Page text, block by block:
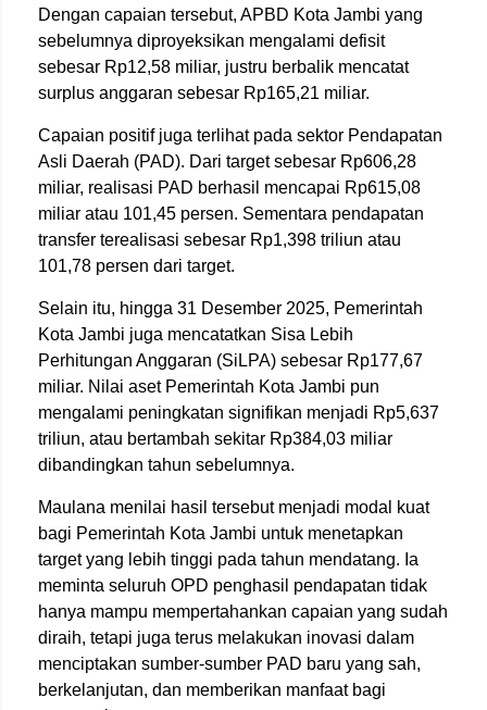
Dengan capaian tersebut, APBD Kota Jambi yang
sebelumnya diproyeksikan mengalami defisit
sebesar Rp12,58 miliar, justru berbalik mencatat
surplus anggaran sebesar Rp165,21 miliar.
Capaian positif juga terlihat pada sektor Pendapatan
Asli Daerah (PAD). Dari target sebesar Rp606,28
miliar, realisasi PAD berhasil mencapai Rp615,08
miliar atau 101,45 persen. Sementara pendapatan
transfer terealisasi sebesar Rp1,398 triliun atau
101,78 persen dari target.
Selain itu, hingga 31 Desember 2025, Pemerintah
Kota Jambi juga mencatatkan Sisa Lebih
Perhitungan Anggaran (SiLPA) sebesar Rp177,67
miliar. Nilai aset Pemerintah Kota Jambi pun
mengalami peningkatan signifikan menjadi Rp5,637
triliun, atau bertambah sekitar Rp384,03 miliar
dibandingkan tahun sebelumnya.
Maulana menilai hasil tersebut menjadi modal kuat
bagi Pemerintah Kota Jambi untuk menetapkan
target yang lebih tinggi pada tahun mendatang. Ia
meminta seluruh OPD penghasil pendapatan tidak
hanya mampu mempertahankan capaian yang sudah
diraih, tetapi juga terus melakukan inovasi dalam
menciptakan sumber-sumber PAD baru yang sah,
berkelanjutan, dan memberikan manfaat bagi